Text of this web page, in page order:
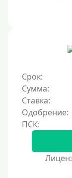
Без
Без справок и
Без посредников
Процент
Под 1 %
С
Под высокий
Срок:
Сумма:
Ставка:
Одобрение: